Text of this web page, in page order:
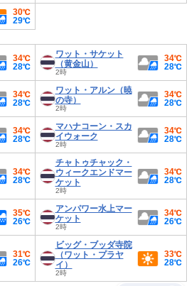
30℃
29℃
34℃
28℃
ワット・サケット
（黄金山）
2時
34℃
28℃
34℃
28℃
ワット・アルン（暁
の寺）
2時
34℃
28℃
34℃
28℃
マハナコーン・スカ
イウォーク
2時
34℃
28℃
34℃
28℃
チャトゥチャック・
ウィークエンドマー
ケット
2時
34℃
28℃
35℃
26℃
アンパワー水上マー
ケット
2時
34℃
26℃
31℃
26℃
ビッグ・ブッダ寺院
（ワット・プラヤ
イ）
2時
33℃
28℃